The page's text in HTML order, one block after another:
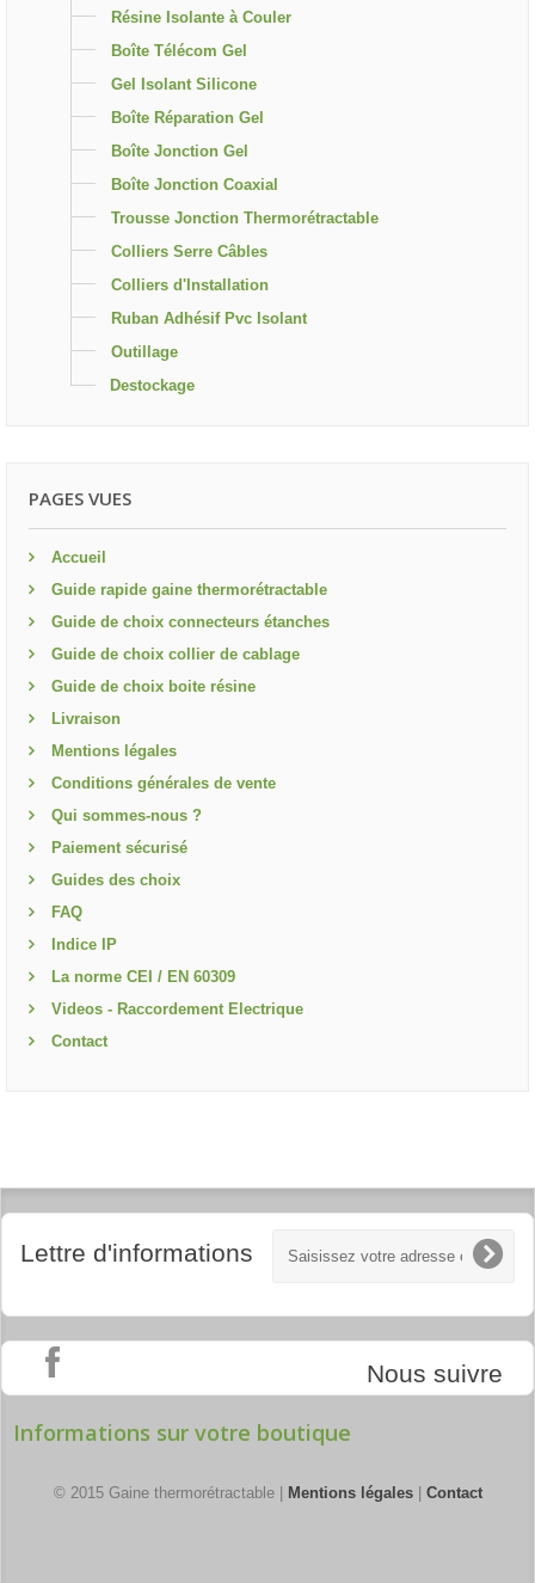
Résine Isolante à Couler
Boîte Télécom Gel
Gel Isolant Silicone
Boîte Réparation Gel
Boîte Jonction Gel
Boîte Jonction Coaxial
Trousse Jonction Thermorétractable
Colliers Serre Câbles
Colliers d'Installation
Ruban Adhésif Pvc Isolant
Outillage
Destockage
PAGES VUES
Accueil
Guide rapide gaine thermorétractable
Guide de choix connecteurs étanches
Guide de choix collier de cablage
Guide de choix boite résine
Livraison
Mentions légales
Conditions générales de vente
Qui sommes-nous ?
Paiement sécurisé
Guides des choix
FAQ
Indice IP
La norme CEI / EN 60309
Videos - Raccordement Electrique
Contact
Lettre d'informations
Nous suivre
Informations sur votre boutique
© 2015 Gaine thermorétractable | Mentions légales| Contact